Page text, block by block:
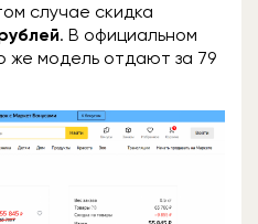
случае скидка
. В официальном
же модель отдают за 79